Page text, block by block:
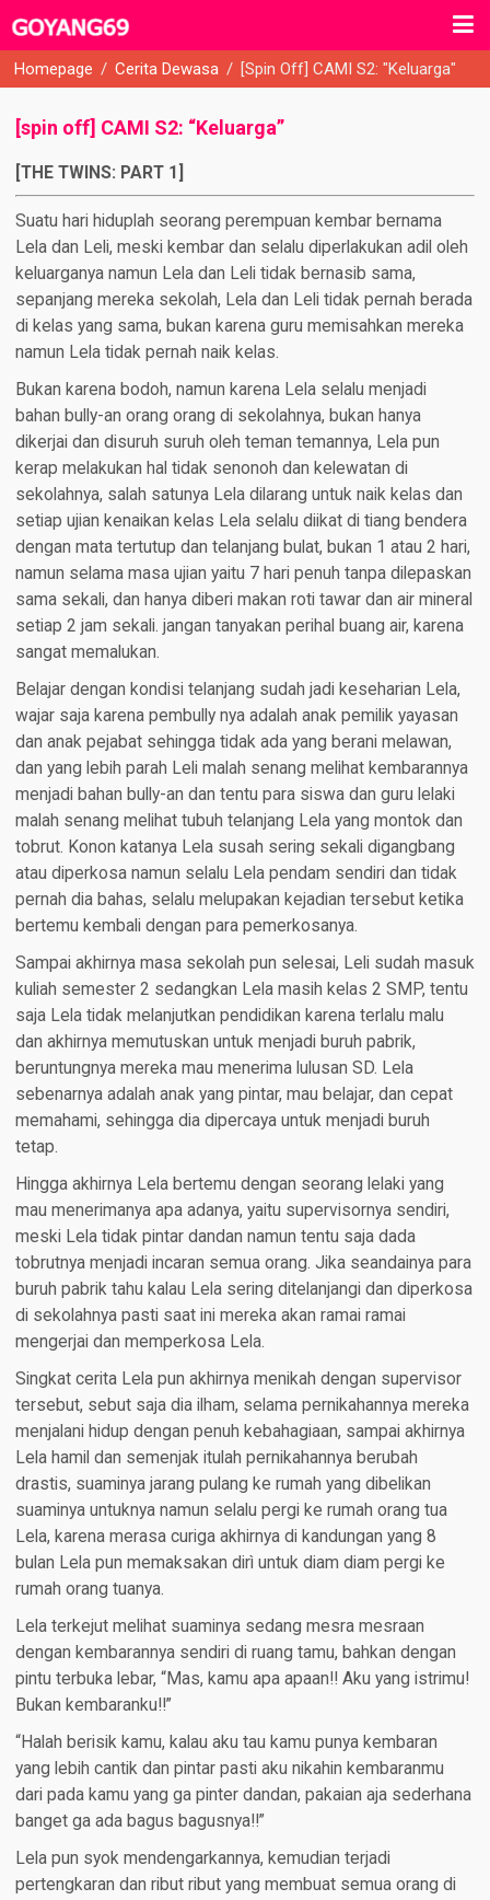
Homepage / Cerita Dewasa / [spin Off] CAMI S2: "Keluarga"
[spin off] CAMI S2: “Keluarga”
[THE TWINS: PART 1]
Suatu hari hiduplah seorang perempuan kembar bernama
Lela dan Leli, meski kembar dan selalu diperlakukan adil oleh
keluarganya namun Lela dan Leli tidak bernasib sama,
sepanjang mereka sekolah, Lela dan Leli tidak pernah berada
di kelas yang sama, bukan karena guru memisahkan mereka
namun Lela tidak pernah naik kelas.
Bukan karena bodoh, namun karena Lela selalu menjadi
bahan bully-an orang orang di sekolahnya, bukan hanya
dikerjai dan disuruh suruh oleh teman temannya, Lela pun
kerap melakukan hal tidak senonoh dan kelewatan di
sekolahnya, salah satunya Lela dilarang untuk naik kelas dan
setiap ujian kenaikan kelas Lela selalu diikat di tiang bendera
dengan mata tertutup dan telanjang bulat, bukan 1 atau 2 hari,
namun selama masa ujian yaitu 7 hari penuh tanpa dilepaskan
sama sekali, dan hanya diberi makan roti tawar dan air mineral
setiap 2 jam sekali. jangan tanyakan perihal buang air, karena
sangat memalukan.
Belajar dengan kondisi telanjang sudah jadi keseharian Lela,
wajar saja karena pembully nya adalah anak pemilik yayasan
dan anak pejabat sehingga tidak ada yang berani melawan,
dan yang lebih parah Leli malah senang melihat kembarannya
menjadi bahan bully-an dan tentu para siswa dan guru lelaki
malah senang melihat tubuh telanjang Lela yang montok dan
tobrut. Konon katanya Lela susah sering sekali digangbang
atau diperkosa namun selalu Lela pendam sendiri dan tidak
pernah dia bahas, selalu melupakan kejadian tersebut ketika
bertemu kembali dengan para pemerkosanya.
Sampai akhirnya masa sekolah pun selesai, Leli sudah masuk
kuliah semester 2 sedangkan Lela masih kelas 2 SMP, tentu
saja Lela tidak melanjutkan pendidikan karena terlalu malu
dan akhirnya memutuskan untuk menjadi buruh pabrik,
beruntungnya mereka mau menerima lulusan SD. Lela
sebenarnya adalah anak yang pintar, mau belajar, dan cepat
memahami, sehingga dia dipercaya untuk menjadi buruh
tetap.
Hingga akhirnya Lela bertemu dengan seorang lelaki yang
mau menerimanya apa adanya, yaitu supervisornya sendiri,
meski Lela tidak pintar dandan namun tentu saja dada
tobrutnya menjadi incaran semua orang. Jika seandainya para
buruh pabrik tahu kalau Lela sering ditelanjangi dan diperkosa
di sekolahnya pasti saat ini mereka akan ramai ramai
mengerjai dan memperkosa Lela.
Singkat cerita Lela pun akhirnya menikah dengan supervisor
tersebut, sebut saja dia ilham, selama pernikahannya mereka
menjalani hidup dengan penuh kebahagiaan, sampai akhirnya
Lela hamil dan semenjak itulah pernikahannya berubah
drastis, suaminya jarang pulang ke rumah yang dibelikan
suaminya untuknya namun selalu pergi ke rumah orang tua
Lela, karena merasa curiga akhirnya di kandungan yang 8
bulan Lela pun memaksakan dirì untuk diam diam pergi ke
rumah orang tuanya.
Lela terkejut melihat suaminya sedang mesra mesraan
dengan kembarannya sendiri di ruang tamu, bahkan dengan
pintu terbuka lebar, “Mas, kamu apa apaan!! Aku yang istrimu!
Bukan kembaranku!!”
“Halah berisik kamu, kalau aku tau kamu punya kembaran
yang lebih cantik dan pintar pasti aku nikahin kembaranmu
dari pada kamu yang ga pinter dandan, pakaian aja sederhana
banget ga ada bagus bagusnya!!”
Lela pun syok mendengarkannya, kemudian terjadi
pertengkaran dan ribut ribut yang membuat semua orang di